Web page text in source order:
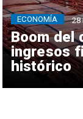
Boom del
ingresos
histórico
ECONOMÍA 28